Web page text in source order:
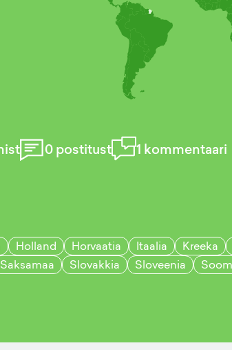
0postitust 1 kommentaari
Holland Horvaatia Itaalia Kreeka
Saksamaa Slovakkia Sloveenia